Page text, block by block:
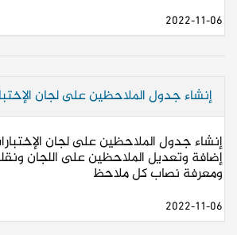
2022-11-06
إنشاء جدول الملاحظين على لجان
إنشاء جدول الملاحظين على لجان
إضافة وتعديل الملاحظين على اللجان
ومعرفة نصاب كل ملاحظ
2022-11-06